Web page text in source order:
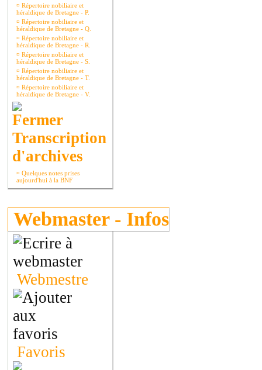
¤ Répertoire nobiliaire et
héraldique de Bretagne - P.
¤ Répertoire nobiliaire et
héraldique de Bretagne - Q.
¤ Répertoire nobiliaire et
héraldique de Bretagne - R.
¤ Répertoire nobiliaire et
héraldique de Bretagne - S.
¤ Répertoire nobiliaire et
héraldique de Bretagne - T.
¤ Répertoire nobiliaire et
héraldique de Bretagne - V.
Transcription
d'archives
¤ Quelques notes prises
aujourd'hui à la BNF
Webmaster - Infos
Webmestre
Favoris